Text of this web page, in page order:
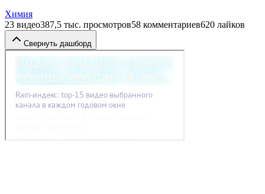
Химия
23 видео387,5 тыс. просмотров58 комментариев620 лайков
Свернуть дашборд